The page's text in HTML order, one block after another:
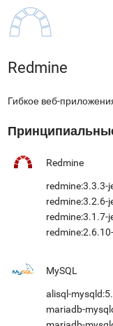
Redmine
Гибкое веб-
Redmine
redmine:3.3.3-
redmine:3.2.6-
redmine:3.1.7-
MySQL
alisql-
mariadb-